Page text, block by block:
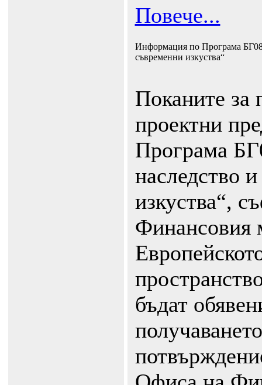
Повече...
Информация по Програма
съвременни изкуства“
Поканите за
проектни
Програма
наследство
изкуства“,
Финансовия
бъдат